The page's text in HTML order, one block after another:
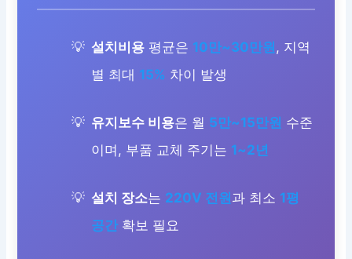
설치비용 평균은 10만~30만원, 지역
별 최대 15% 차이 발생
유지보수 비용은 월 5만~15만원 수준
이며, 부품 교체 주기는 1~2년
설치 장소는 220V 전원과 최소 1평
공간 확보 필요